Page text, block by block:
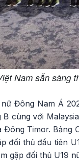
Nam sẵn sàng
Đông Nam Á
B cùng với
Đông Timor.
đối thủ đầu tiên
gặp đối thủ U19